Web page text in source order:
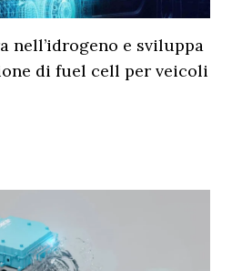
nell’idrogeno e sviluppa
di fuel cell per veicoli